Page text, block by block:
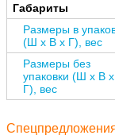
Габариты
Размеры в
(Ш x В x Г), вес
Размеры без
упаковки (Ш x В x
Г), вес